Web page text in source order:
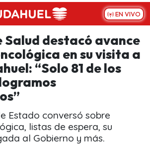
EN VIVO
Salud destacó avance
en su visita a
“Solo 81 de los
Estado conversó sobre
listas de espera, su
al Gobierno y más.